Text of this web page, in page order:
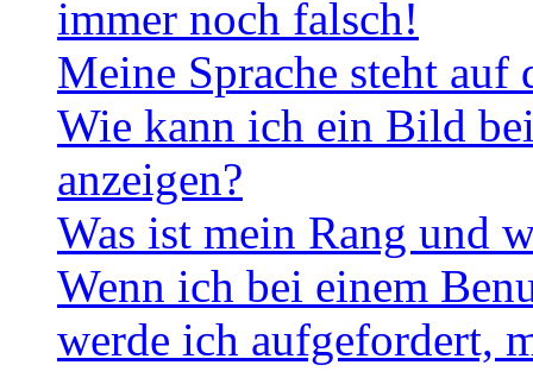
immer noch falsch!
Meine Sprache steht
Wie kann ich ein Bild
anzeigen?
Was ist mein Rang und
Wenn ich bei einem
werde ich aufgefordert,